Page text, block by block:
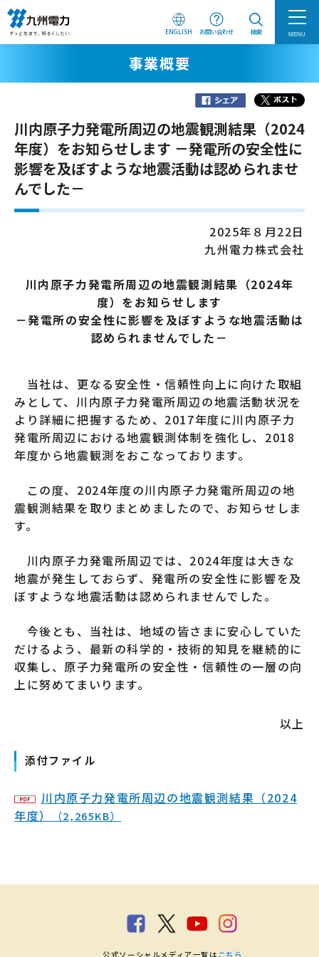
ENGLISH お問い合わせ 検索 MENU
事業概要
川内原子力発電所周辺の地震観測結果（2024
年度）をお知らせします －発電所の安全性に
影響を及ぼすような地震活動は認められませ
んでした－
2025年８月22日
九州電力株式会社
川内原子力発電所周辺の地震観測結果（2024年
度）をお知らせします
－発電所の安全性に影響を及ぼすような地震活動は
認められませんでした－
当社は、更なる安全性・信頼性向上に向けた取組
みとして、川内原子力発電所周辺の地震活動状況を
より詳細に把握するため、2017年度に川内原子力
発電所周辺における地震観測体制を強化し、2018
年度から地震観測をおこなっております。
この度、2024年度の川内原子力発電所周辺の地
震観測結果を取りまとめましたので、お知らせしま
す。
川内原子力発電所周辺では、2024年度は大きな
地震が発生しておらず、発電所の安全性に影響を及
ぼすような地震活動は認められませんでした。
今後とも、当社は、地域の皆さまに安心していた
だけるよう、最新の科学的・技術的知見を継続的に
収集し、原子力発電所の安全性・信頼性の一層の向
上に努めてまいります。
以上
添付ファイル
川内原子力発電所周辺の地震観測結果（2024
年度）
（2,265KB）
公式ソーシャルメディア一覧は こちら